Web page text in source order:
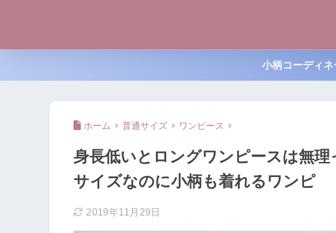
小柄コーディ
ホーム 普通サイズ ワンピース
身長低いとロングワンピースは無
サイズなのに小柄も着れるワンピ
2019年11月29日